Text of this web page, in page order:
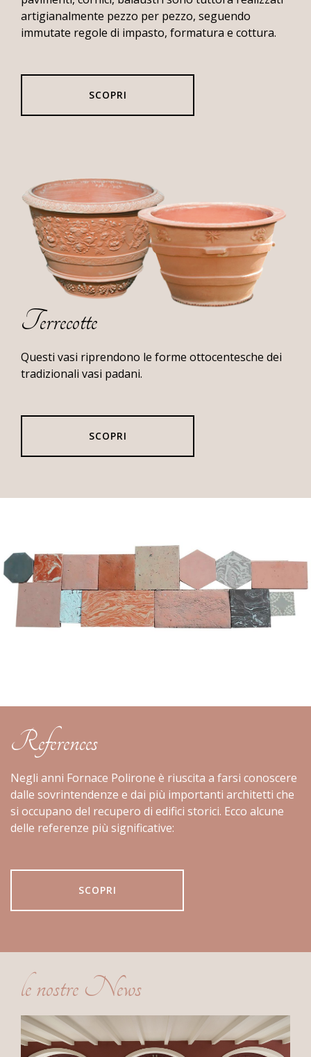
Polirone
a
Villa
di
Hvar
in
Croazia
Hôtel
des
Invalides
Monastero
Reale
di
Brou
(Francia)
artigianalmente pezzo per pezzo, seguendo
immutate regole di impasto, formatura e cottura.
SCOPRI
Terrecotte
Questi vasi riprendono le forme ottocentesche dei
tradizionali vasi padani.
SCOPRI
References
Negli anni Fornace Polirone è riuscita a farsi conoscere
dalle sovrintendenze e dai più importanti architetti che
si occupano del recupero di edifici storici. Ecco alcune
delle referenze più significative:
SCOPRI
le nostre News